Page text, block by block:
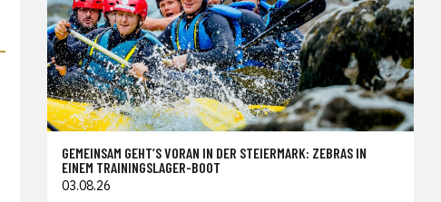
GEMEINSAM GEHT’S VORAN IN DER STEIERMARK: ZEBRAS IN
EINEM TRAININGSLAGER-BOOT
03.08.26